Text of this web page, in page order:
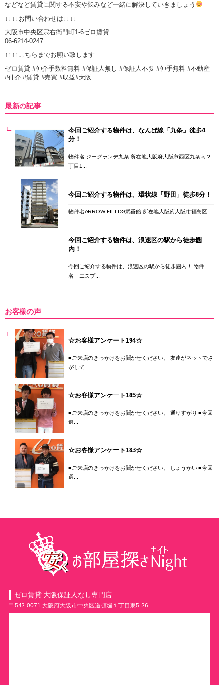
などなど賃貸に関する不安や悩みなど一緒に解決していきましょう
↓↓↓↓お問い合わせは↓↓↓↓
大阪市中央区宗右衛門町1-6ゼロ賃貸
06-6214-0247
↑↑↑↑こちらまでお願い致します
ゼロ賃貸 #仲介手数料無料 #保証人無し #保証人不要 #仲手無料 #不動産
#仲介 #賃貸 #売買 #収益#大阪
最新の記事
今回ご紹介する物件は、なんば線「九条」徒歩4
分！
物件名 ジーグランデ九条 所在地大阪府大阪市西区九条南２
丁目1...
今回ご紹介する物件は、環状線「野田」徒歩8分！
物件名ARROW FIELDS貮番館 所在地大阪府大阪市福島区...
今回ご紹介する物件は、浪速区の駅から徒歩圏
内！
今回ご紹介する物件は、浪速区の駅から徒歩圏内！ 物件
名 エスプ...
お客様の声
☆お客様アンケート194☆
■ご来店のきっかけをお聞かせください。 友達がネットでさ
がして...
☆お客様アンケート185☆
■ご来店のきっかけをお聞かせください。 通りすがり ■今回
選...
☆お客様アンケート183☆
■ご来店のきっかけをお聞かせください。 しょうかい ■今回
選...
ゼロ賃貸 大阪保証人なし専門店
〒542-0071 大阪府大阪市中央区道頓堀１丁目東5-26